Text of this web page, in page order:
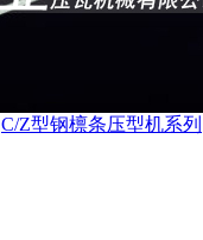
C/Z型钢檩条压型机系列